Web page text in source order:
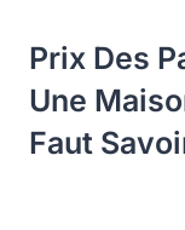
Prix Des
Une
Faut